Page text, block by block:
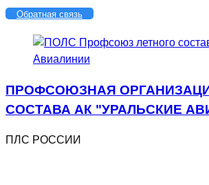
Перейти
содержимому
Обратная связь
ПРОФСОЮЗНАЯ
СОСТАВА АК "УРАЛЬСКИЕ
ПЛС РОССИИ